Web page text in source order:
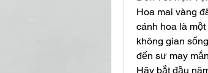
Hoa mai vàng
cánh hoa là
không gian
đến sự may
Hãy bắt đầu